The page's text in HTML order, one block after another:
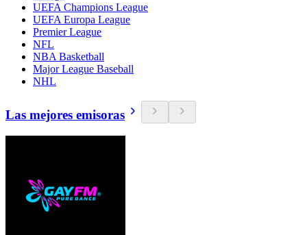
UEFA Champions League
UEFA Europa League
Premier League
NFL
NBA Basketball
Major League Baseball
NHL
Las mejores emisoras